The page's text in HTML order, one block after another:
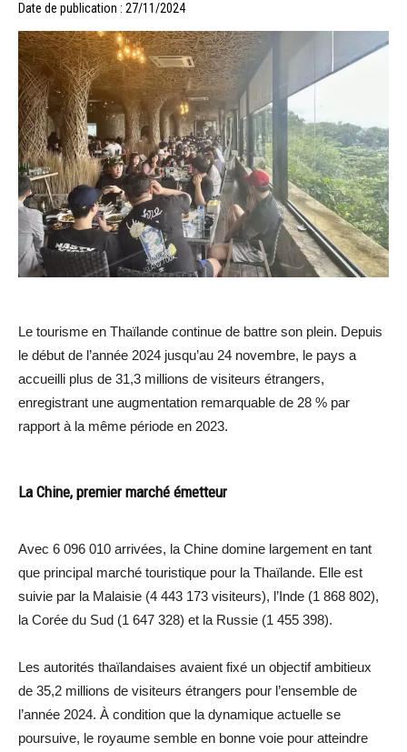
Date de publication : 27/11/2024
Le tourisme en Thaïlande continue de battre son plein. Depuis
le début de l’année 2024 jusqu’au 24 novembre, le pays a
accueilli plus de 31,3 millions de visiteurs étrangers,
enregistrant une augmentation remarquable de 28 % par
rapport à la même période en 2023.
La Chine, premier marché émetteur
Avec 6 096 010 arrivées, la Chine domine largement en tant
que principal marché touristique pour la Thaïlande. Elle est
suivie par la Malaisie (4 443 173 visiteurs), l’Inde (1 868 802),
la Corée du Sud (1 647 328) et la Russie (1 455 398).
Les autorités thaïlandaises avaient fixé un objectif ambitieux
de 35,2 millions de visiteurs étrangers pour l’ensemble de
l’année 2024. À condition que la dynamique actuelle se
poursuive, le royaume semble en bonne voie pour atteindre